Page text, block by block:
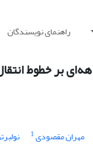
راهنمای نویسندگان
بر خطوط
مهران مقصودی1